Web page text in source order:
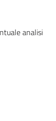
analisi